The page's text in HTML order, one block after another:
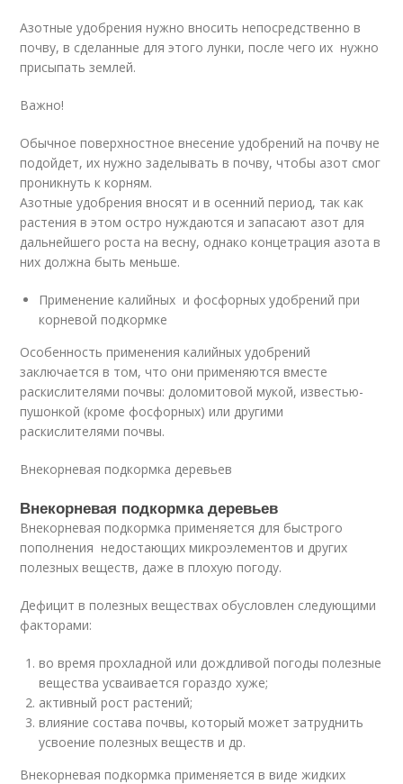
Азотные удобрения нужно вносить непосредственно в
почву, в сделанные для этого лунки, после чего их нужно
присыпать землей.
Важно!
Обычное поверхностное внесение удобрений на почву не
подойдет, их нужно заделывать в почву, чтобы азот смог
проникнуть к корням.
Азотные удобрения вносят и в осенний период, так как
растения в этом остро нуждаются и запасают азот для
дальнейшего роста на весну, однако концетрация азота в
них должна быть меньше.
Применение калийных и фосфорных удобрений при
корневой подкормке
Особенность применения калийных удобрений
заключается в том, что они применяются вместе
раскислителями почвы: доломитовой мукой, известью-
пушонкой (кроме фосфорных) или другими
раскислителями почвы.
Внекорневая подкормка деревьев
Внекорневая подкормка деревьев
Внекорневая подкормка применяется для быстрого
пополнения недостающих микроэлементов и других
полезных веществ, даже в плохую погоду.
Дефицит в полезных веществах обусловлен следующими
факторами:
во время прохладной или дождливой погоды полезные
вещества усваивается гораздо хуже;
активный рост растений;
влияние состава почвы, который может затруднить
усвоение полезных веществ и др.
Внекорневая подкормка применяется в виде жидких